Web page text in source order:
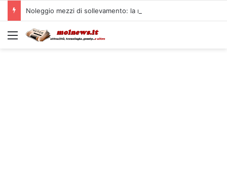
Noleggio mezzi di sollevamento: la migliore soluzione
Menu